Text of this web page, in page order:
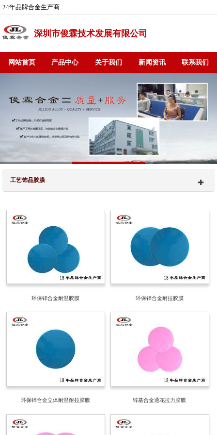
24年品牌合金生产商
深圳市俊霖技术发展有限公司
网站首页 产品中心 关于我们 新闻资讯 联系我们
工艺饰品胶膜
环保锌合金耐温胶膜 环保锌合金耐拉胶膜
环保锌合金立体耐温耐拉胶膜 锌基合金通花拉力胶膜